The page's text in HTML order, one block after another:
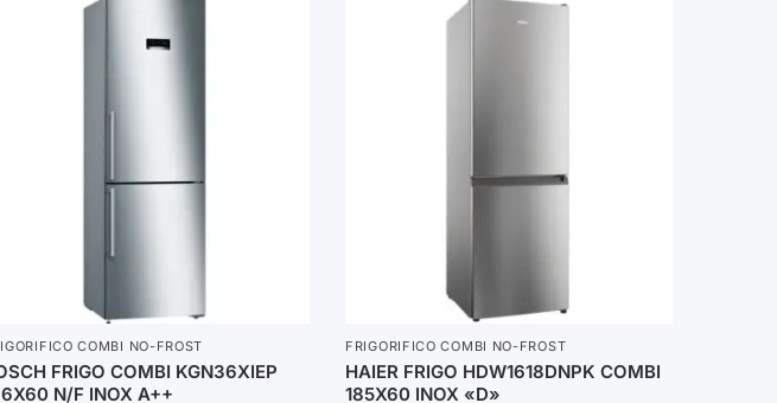
COMBI NO-FROST
FRIGO COMBI KGN36XIEP
N/F INOX A++
FRIGORIFICO COMBI NO-FROST
HAIER FRIGO HDW1618DNPK COMBI
185X60 INOX «D»